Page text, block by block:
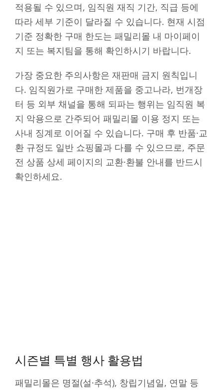
적용될 수 있으며, 임직원 재직 기간, 직급 등에
따라 세부 기준이 달라질 수 있습니다. 현재 시점
기준 정확한 구매 한도는 패밀리몰 내 마이페이
지 또는 복지팀을 통해 확인하시기 바랍니다.
가장 중요한 주의사항은 재판매 금지 원칙입니
다. 임직원가로 구매한 제품을 중고나라, 번개장
터 등 외부 채널을 통해 되파는 행위는 임직원 복
지 악용으로 간주되어 패밀리몰 이용 정지 또는
사내 징계로 이어질 수 있습니다. 구매 후 반품·교
환 규정도 일반 쇼핑몰과 다를 수 있으므로, 주문
전 상품 상세 페이지의 교환·환불 안내를 반드시
확인하세요.
시즌별 특별 행사 활용법
패밀리몰은 명절(설·추석), 창립기념일, 연말 등